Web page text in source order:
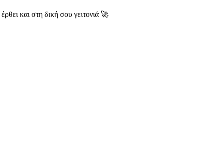
και στη δική σου γειτονιά 🚀